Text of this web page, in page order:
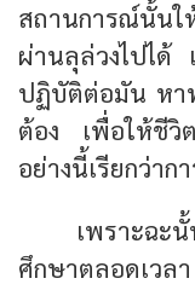
สถานการณ์นั้นใ
ผ่านลุล่วงไปได้
ปฏิบัติต่อมัน หา
ต้อง เพื่อให้ชีวิ
อย่างนี้เรียกว่าก
เพราะฉ
ศึกษาตลอดเวลา